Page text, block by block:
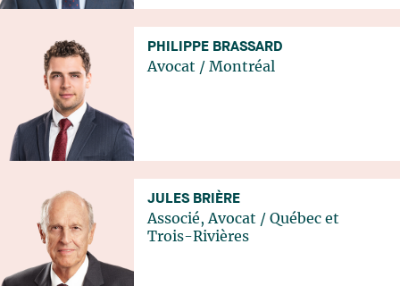
PHILIPPE BRASSARD
Avocat / Montréal
JULES BRIÈRE
Associé, Avocat / Québec et
Trois-Rivières